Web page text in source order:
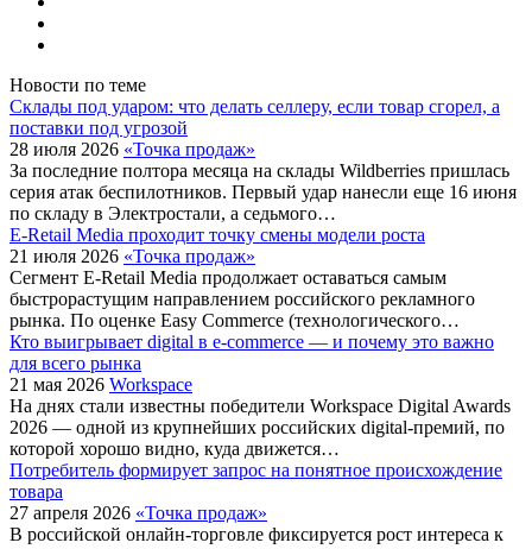
Новости по теме
Склады под ударом: что делать селлеру, если товар сгорел, а
поставки под угрозой
28 июля 2026 «Точка продаж»
За последние полтора месяца на склады Wildberries пришлась
серия атак беспилотников. Первый удар нанесли еще 16 июня
по складу в Электростали, а седьмого…
E-Retail Media проходит точку смены модели роста
21 июля 2026 «Точка продаж»
Сегмент E-Retail Media продолжает оставаться самым
быстрорастущим направлением российского рекламного
рынка. По оценке Easy Commerce (технологического…
Кто выигрывает digital в e-commerce — и почему это важно
для всего рынка
21 мая 2026 Workspace
На днях стали известны победители Workspace Digital Awards
2026 — одной из крупнейших российских digital-премий, по
которой хорошо видно, куда движется…
Потребитель формирует запрос на понятное происхождение
товара
27 апреля 2026 «Точка продаж»
В российской онлайн-торговле фиксируется рост интереса к